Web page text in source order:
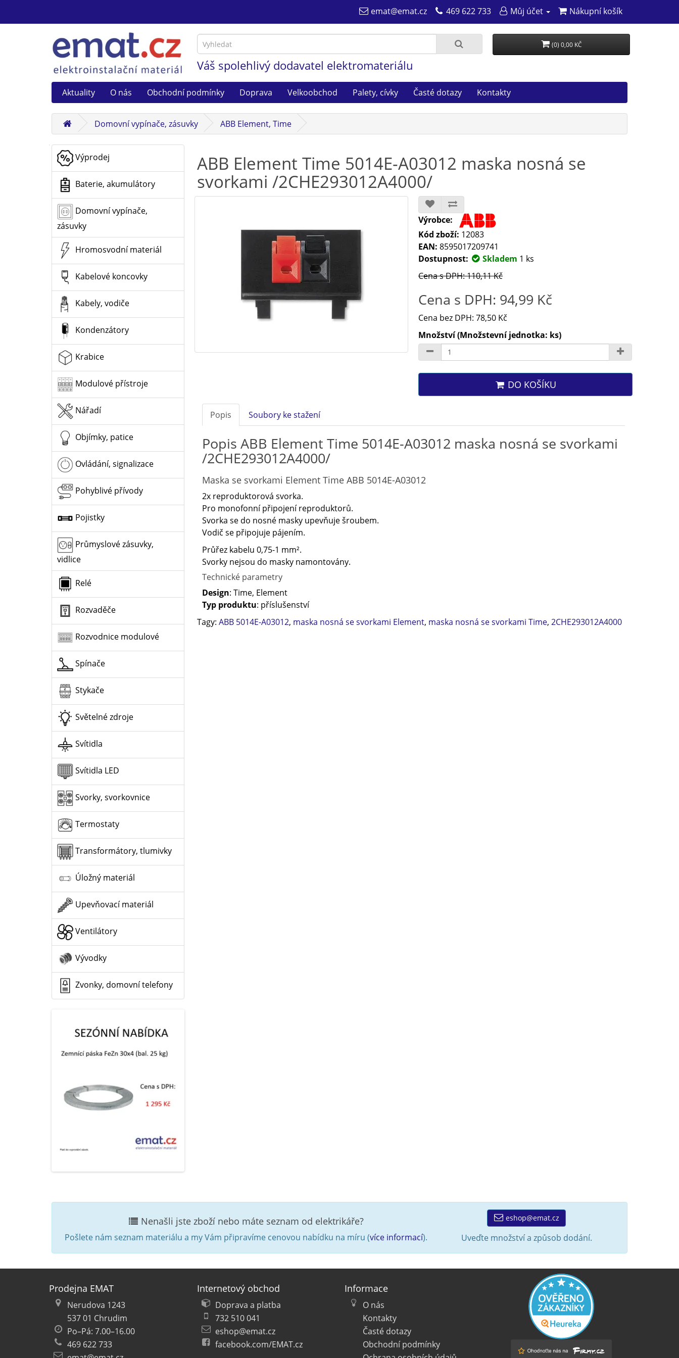
emat@emat.cz 469 622 733 Můj účet Nákupní košík
Váš spolehlivý dodavatel elektromateriálu
(0) 0,00 KČ
Aktuality O nás Obchodní podmínky Doprava Velkoobchod Palety, cívky Časté dotazy Kontakty
Domovní vypínače, zásuvky ABB Element, Time
Výprodej
Baterie, akumulátory
Domovní vypínače,
zásuvky
Hromosvodní materiál
Kabelové koncovky
Kabely, vodiče
Kondenzátory
Krabice
Modulové přístroje
Nářadí
Objímky, patice
Ovládání, signalizace
Pohyblivé přívody
Pojistky
Průmyslové zásuvky,
vidlice
Relé
Rozvaděče
Rozvodnice modulové
Spínače
Stykače
Světelné zdroje
Svítidla
Svítidla LED
Svorky, svorkovnice
Termostaty
Transformátory, tlumivky
Úložný materiál
Upevňovací materiál
Ventilátory
Vývodky
Zvonky, domovní telefony
ABB Element Time 5014E-A03012 maska nosná se
svorkami /2CHE293012A4000/
Výrobce:
Kód zboží: 12083
EAN: 8595017209741
Dostupnost:
Skladem 1 ks
Cena s DPH: 110,11 Kč
Cena s DPH: 94,99 Kč
Cena bez DPH: 78,50 Kč
Množství (Množstevní jednotka: ks)
DO KOŠÍKU
Popis Soubory ke stažení
Popis ABB Element Time 5014E-A03012 maska nosná se svorkami
/2CHE293012A4000/
Maska se svorkami Element Time ABB 5014E-A03012
2x reproduktorová svorka.
Pro monofonní připojení reproduktorů.
Svorka se do nosné masky upevňuje šroubem.
Vodič se připojuje pájením.
Průřez kabelu 0,75-1 mm².
Svorky nejsou do masky namontovány.
Technické parametry
Design: Time, Element
Typ produktu: příslušenství
Tagy: ABB 5014E-A03012, maska nosná se svorkami Element, maska nosná se svorkami Time, 2CHE293012A4000
Nenašli jste zboží nebo máte seznam od elektrikáře?
Pošlete nám seznam materiálu a my Vám připravíme cenovou nabídku na míru (více informací).
eshop@emat.cz
Uveďte množství a způsob dodání.
Prodejna EMAT
Nerudova 1243
537 01 Chrudim
Po–Pá: 7.00–16.00
469 622 733
Internetový obchod
Doprava a platba
732 510 041
eshop@emat.cz
facebook.com/EMAT.cz
Informace
O nás
Kontakty
Časté dotazy
Obchodní podmínky